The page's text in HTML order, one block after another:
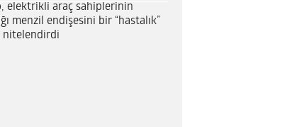
elektrikli araç sahiplerinin
menzil endişesini bir “hastalık”
nitelendirdi